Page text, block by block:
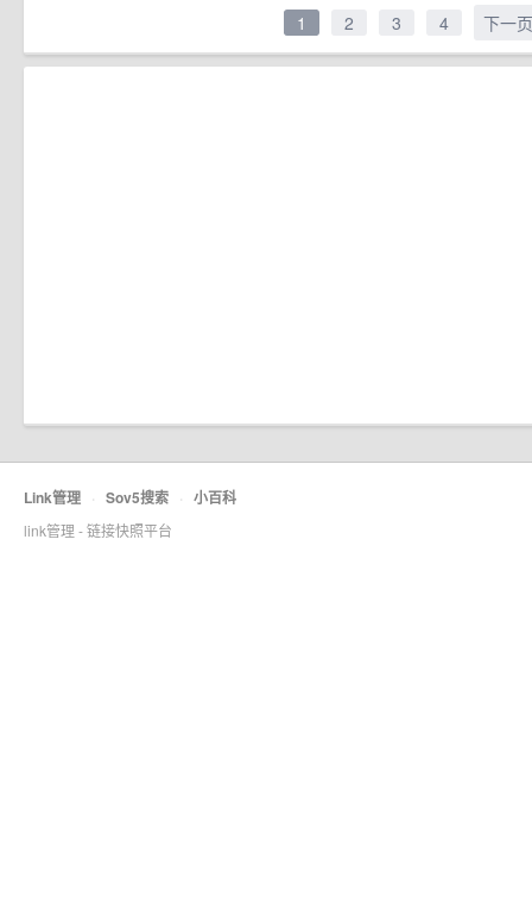
1 2 3 4 下一页
Link管理 · Sov5搜索 · 小百科
link管理 - 链接快照平台